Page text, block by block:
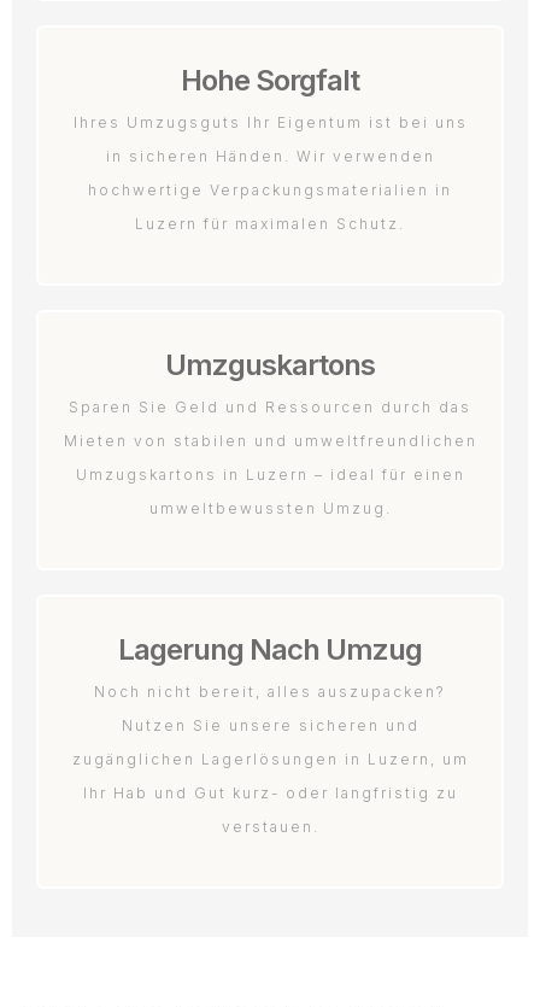
Hohe Sorgfalt
Ihres Umzugsguts Ihr Eigentum ist bei uns
in sicheren Händen. Wir verwenden
hochwertige Verpackungsmaterialien in
Luzern für maximalen Schutz.
Umzguskartons
Sparen Sie Geld und Ressourcen durch das
Mieten von stabilen und umweltfreundlichen
Umzugskartons in Luzern – ideal für einen
umweltbewussten Umzug.
Lagerung Nach Umzug
Noch nicht bereit, alles auszupacken?
Nutzen Sie unsere sicheren und
zugänglichen Lagerlösungen in Luzern, um
Ihr Hab und Gut kurz- oder langfristig zu
verstauen.